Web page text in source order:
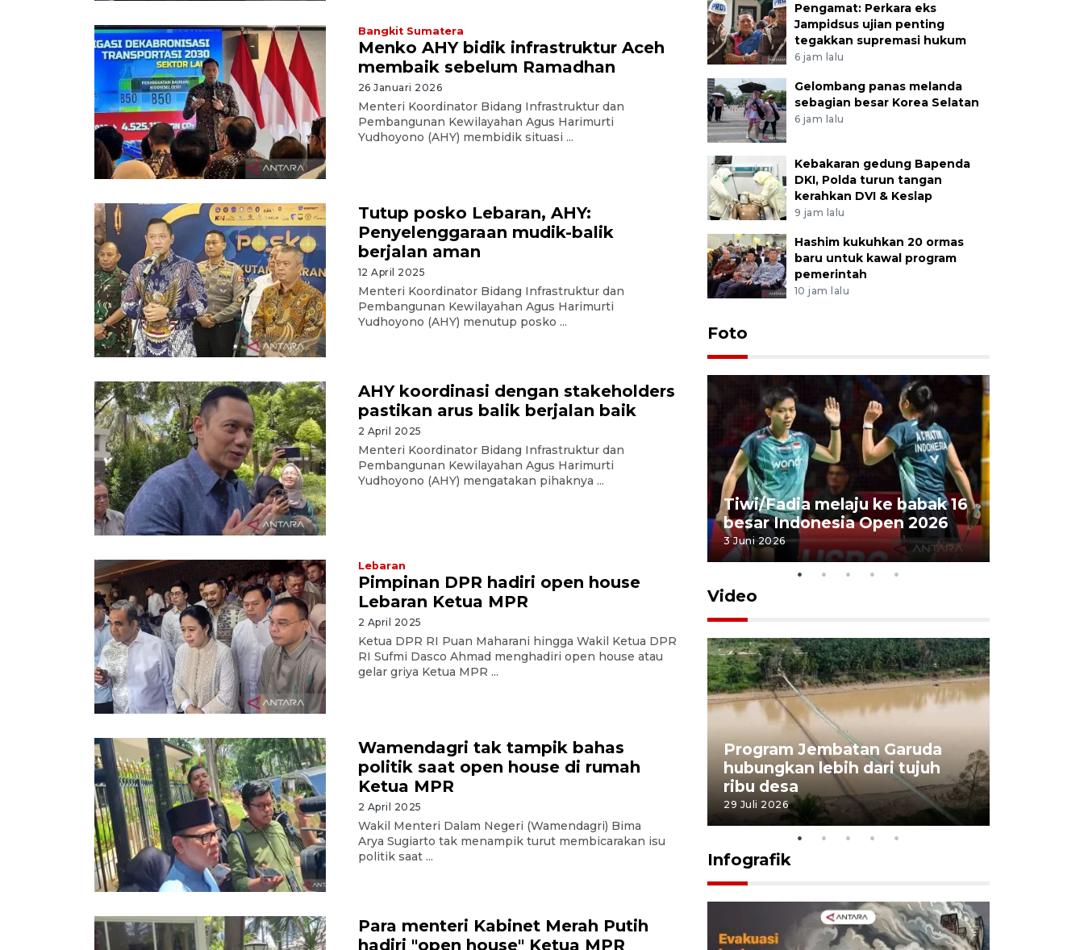
Bangkit Sumatera
Menko AHY bidik infrastruktur Aceh
membaik sebelum Ramadhan
26 Januari 2026
Menteri Koordinator Bidang Infrastruktur dan
Pembangunan Kewilayahan Agus Harimurti
Yudhoyono (AHY) membidik situasi ...
Tutup posko Lebaran, AHY:
Penyelenggaraan mudik-balik
berjalan aman
12 April 2025
Menteri Koordinator Bidang Infrastruktur dan
Pembangunan Kewilayahan Agus Harimurti
Yudhoyono (AHY) menutup posko ...
AHY koordinasi dengan stakeholders
pastikan arus balik berjalan baik
2 April 2025
Menteri Koordinator Bidang Infrastruktur dan
Pembangunan Kewilayahan Agus Harimurti
Yudhoyono (AHY) mengatakan pihaknya ...
Lebaran
Pimpinan DPR hadiri open house
Lebaran Ketua MPR
2 April 2025
Ketua DPR RI Puan Maharani hingga Wakil Ketua DPR
RI Sufmi Dasco Ahmad menghadiri open house atau
gelar griya Ketua MPR ...
Wamendagri tak tampik bahas
politik saat open house di rumah
Ketua MPR
2 April 2025
Wakil Menteri Dalam Negeri (Wamendagri) Bima
Arya Sugiarto tak menampik turut membicarakan isu
politik saat ...
Para menteri Kabinet Merah Putih
hadiri "open house" Ketua MPR
Pengamat: Perkara eks
Jampidsus ujian penting
tegakkan supremasi hukum
6 jam lalu
Gelombang panas melanda
sebagian besar Korea Selatan
6 jam lalu
Kebakaran gedung Bapenda
DKI, Polda turun tangan
kerahkan DVI & Keslap
9 jam lalu
Hashim kukuhkan 20 ormas
baru untuk kawal program
pemerintah
10 jam lalu
Foto
Lebaran Betawi 2026, ajang
silaturahim masyarakat dan
Tiwi/Fadia melaju ke babak 16
besar Indonesia Open 2026
3 Juni 2026
Video
Gabung Persebaya, striker
timnas Ramadhan Sananta
kembali asah naluri
Program Jembatan Garuda
hubungkan lebih dari tujuh
ribu desa
29 Juli 2026
Infografik